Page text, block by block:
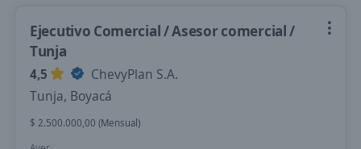
Ejecutivo Comercial / Asesor comercial /
Tunja
4,5
ChevyPlan S.A.
Tunja, Boyacá
$ 2.500.000,00 (Mensual)